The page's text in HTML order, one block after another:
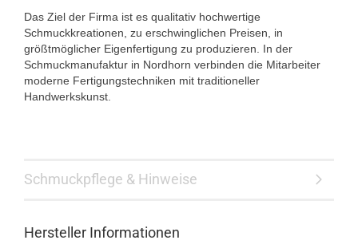
Das Ziel der Firma ist es qualitativ hochwertige
Schmuckkreationen, zu erschwinglichen Preisen, in
größtmöglicher Eigenfertigung zu produzieren. In der
Schmuckmanufaktur in Nordhorn verbinden die Mitarbeiter
moderne Fertigungstechniken mit traditioneller
Handwerkskunst.
Schmuckpflege & Hinweise
Hersteller Informationen